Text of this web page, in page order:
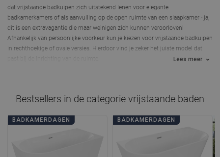
dat vrijstaande badkuipen zich uitstekend lenen voor elegante
badkamerkamers of als aanvulling op de open ruimte van een slaapkamer - ja,
dit is een extravagantie die maar weinigen zich kunnen veroorloven!
Afhankelijk van persoonlijke voorkeur kun je kiezen voor vrijstaande badkuipen
in rechthoekige of ovale versies. Hierdoor vind je zeker het juiste model dat
Lees meer
Bestsellers in de categorie vrijstaande baden
BADKAMERDAGEN BADKAMERDAGEN